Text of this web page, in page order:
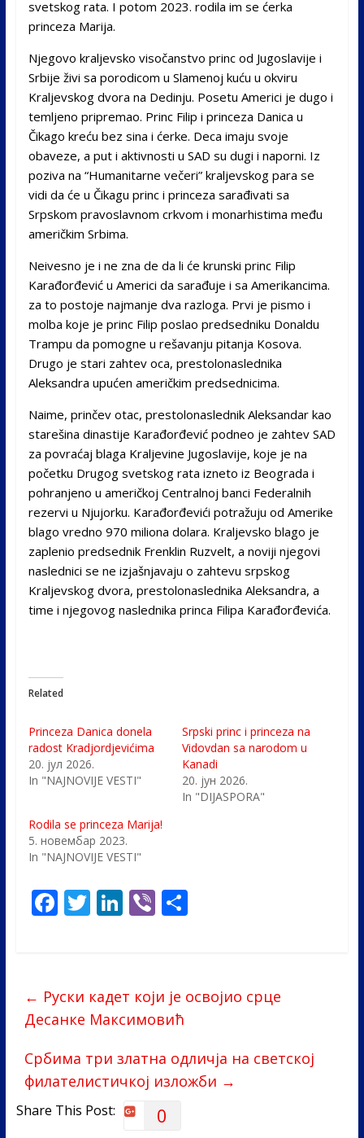
svetskog rata. I potom 2023. rodila im se ćerka
princeza Marija.
Njegovo kraljevsko visočanstvo princ od Jugoslavije i
Srbije živi sa porodicom u Slamenoj kuću u okviru
Kraljevskog dvora na Dedinju. Posetu Americi je dugo i
temljeno pripremao. Princ Filip i princeza Danica u
Čikago kreću bez sina i ćerke. Deca imaju svoje
obaveze, a put i aktivnosti u SAD su dugi i naporni. Iz
poziva na “Humanitarne večeri” kraljevskog para se
vidi da će u Čikagu princ i princeza sarađivati sa
Srpskom pravoslavnom crkvom i monarhistima među
američkim Srbima.
Neivesno je i ne zna de da li će krunski princ Filip
Karađorđević u Americi da sarađuje i sa Amerikancima.
za to postoje najmanje dva razloga. Prvi je pismo i
molba koje je princ Filip poslao predsedniku Donaldu
Trampu da pomogne u rešavanju pitanja Kosova.
Drugo je stari zahtev oca, prestolonaslednika
Aleksandra upućen američkim predsednicima.
Naime, prinčev otac, prestolonaslednik Aleksandar kao
starešina dinastije Karađorđević podneo je zahtev SAD
za povraćaj blaga Kraljevine Jugoslavije, koje je na
početku Drugog svetskog rata izneto iz Beograda i
pohranjeno u američkoj Centralnoj banci Federalnih
rezervi u Njujorku. Karađorđevići potražuju od Amerike
blago vredno 970 miliona dolara. Kraljevsko blago je
zaplenio predsednik Frenklin Ruzvelt, a noviji njegovi
naslednici se ne izjašnjavaju o zahtevu srpskog
Kraljevskog dvora, prestolonaslednika Aleksandra, a
time i njegovog naslednika princa Filipa Karađorđevića.
Related
Princeza Danica donela
radost Kradjordjevićima
20. јул 2026.
In "NAJNOVIJE VESTI"
Srpski princ i princeza na
Vidovdan sa narodom u
Kanadi
20. јун 2026.
In "DIJASPORA"
Rodila se princeza Marija!
5. новембар 2023.
In "NAJNOVIJE VESTI"
F
ac
o
o
k
T
w
Li
n
dI
n
Vi
b
S
← Руски кадет који је освојио срце
Десанке Максимовић
Србима три златна одличја на светској
филателистичкој изложби →
Share This Post: 0